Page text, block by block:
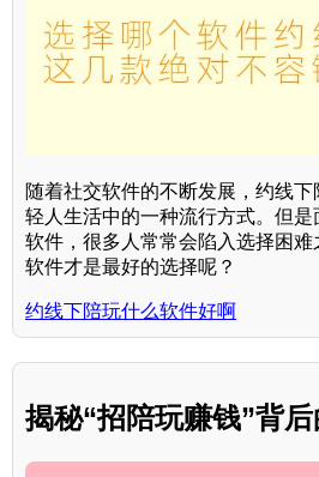
随着社交软件的不断发展，约线
轻人生活中的一种流行方式。但
软件，很多人常常会陷入选择困
软件才是最好的选择呢？
约线下陪玩什么软件好啊
揭秘“招陪玩赚钱”背